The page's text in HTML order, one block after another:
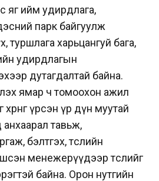
яг ийм удирдлага,
парк байгуулж
туршлага харьцангуй бага,
удирдлагын
дутагдалтай байна.
ямар ч томоохон ажил
үрсэн үр дүн муутай
тавьж,
бэлтгэх, төслийн
менежерүүдээр төслийг
байна. Орон нутгийн